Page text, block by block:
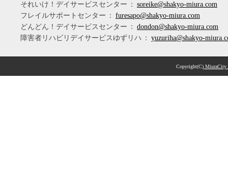
それいけ！デイサービスセンター ： soreike@shakyo-miura.com
フレイルサポートセンター ： furesapo@shakyo-miura.com
どんどん！デイサービスセンター ： dondon@shakyo-miura.com
障害者リハビリデイサービスゆずリハ ： yuzuriha@shakyo-
Copyright(C)MiuraCity